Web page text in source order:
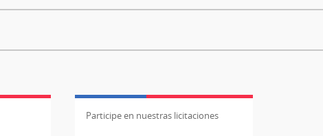
Participe en nuestras licitaciones